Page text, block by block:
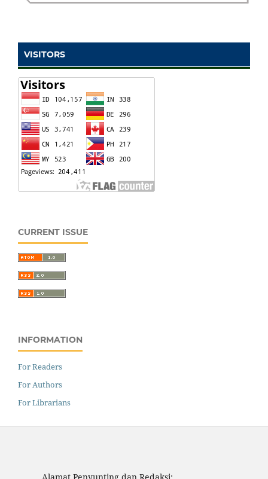
VISITORS
CURRENT ISSUE
INFORMATION
For Readers
For Authors
For Librarians